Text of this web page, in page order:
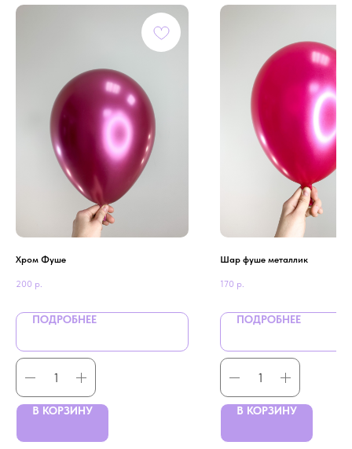
Хром Фуше
200 р.
ПОДРОБНЕЕ
В КОРЗИНУ
Шар фуше металлик
170 р.
ПОДРОБНЕЕ
В КОРЗИНУ